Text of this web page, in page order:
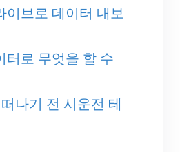
동이브로 데이터 내보
터로 무엇을 할 수
나기 전 시운전 테